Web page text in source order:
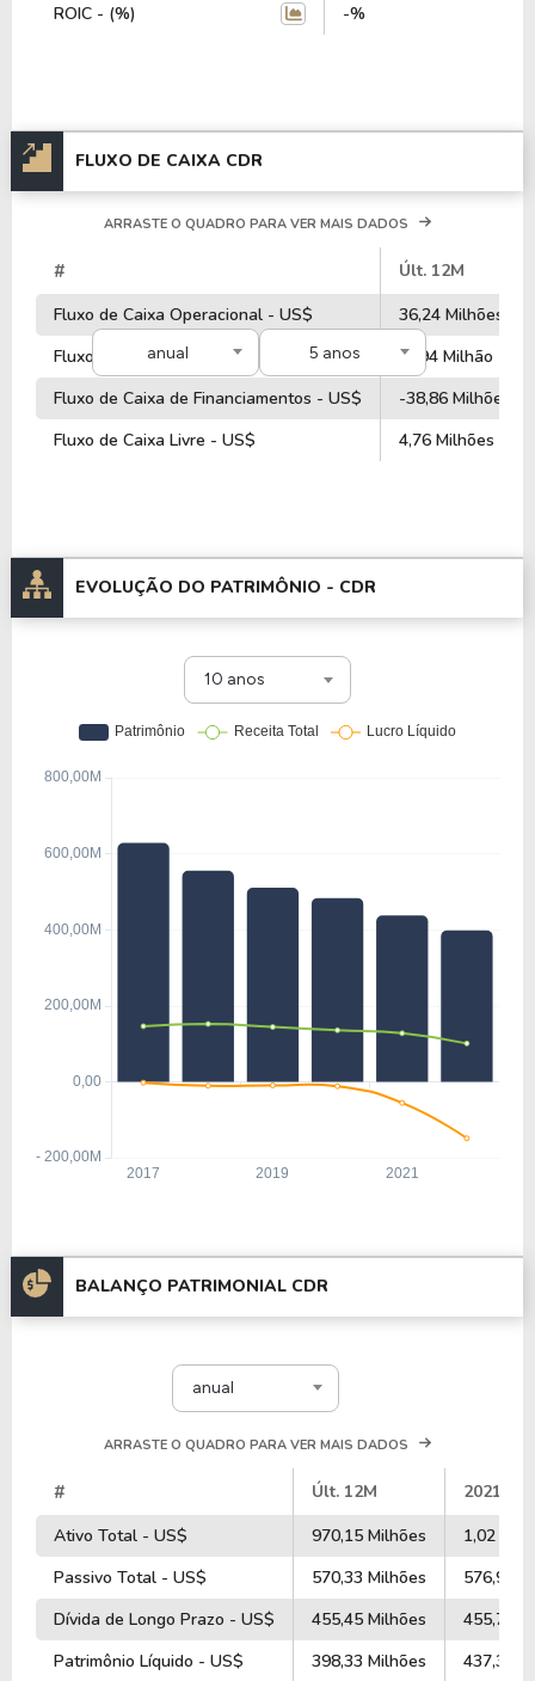
ROIC - (%)
-%
FLUXO DE CAIXA CDR
anual 5 anos
ARRASTE O QUADRO PARA VER MAIS DADOS
#
Últ. 12M
Fluxo de Caixa Operacional - US$
36,24 Milhões
Fluxo de Caixa de Investimentos - US$
-1,94 Milhão
Fluxo de Caixa de Financiamentos - US$
-38,86 Milhões
Fluxo de Caixa Livre - US$
4,76 Milhões
EVOLUÇÃO DO PATRIMÔNIO - CDR
10 anos
BALANÇO PATRIMONIAL CDR
anual
ARRASTE O QUADRO PARA VER MAIS DADOS
# Últ. 12M
2021
Ativo Total - US$
970,15 Milhões
1,02
Passivo Total - US$
570,33 Milhões
576,93
Dívida de Longo Prazo - US$
455,45 Milhões
455,72
Patrimônio Líquido - US$
398,33 Milhões
437,38